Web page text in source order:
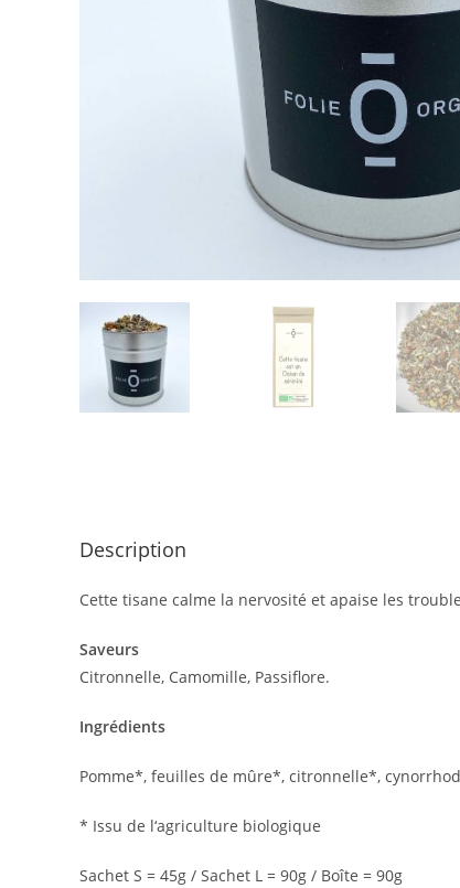
Description
Cette tisane calme la nervosité et apaise les
Saveurs
Citronnelle, Camomille, Passiflore.
Ingrédients
Pomme*, feuilles de mûre*, citronnelle*,
* Issu de l‘agriculture biologique
Sachet S = 45g / Sachet L = 90g / Boîte = 90g